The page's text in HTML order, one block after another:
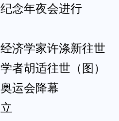
年夜会进行
学家许涤新往世
胡适往世（图）
运会降幕